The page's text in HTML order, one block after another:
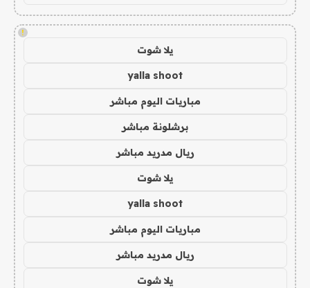
!
يلا شوت
yalla shoot
مباريات اليوم مباشر
برشلونة مباشر
ريال مدريد مباشر
يلا شوت
yalla shoot
مباريات اليوم مباشر
ريال مدريد مباشر
يلا شوت